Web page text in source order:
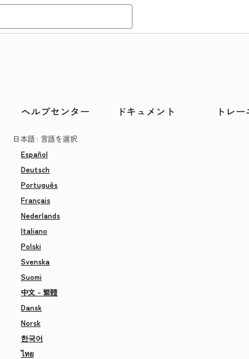
ヘルプセンター ドキュメント トレ
日本語 : 言語を選択
Español
Deutsch
Português
Français
Nederlands
Italiano
Polski
Svenska
Suomi
中文 - 繁體
Dansk
Norsk
한국어
ไทย